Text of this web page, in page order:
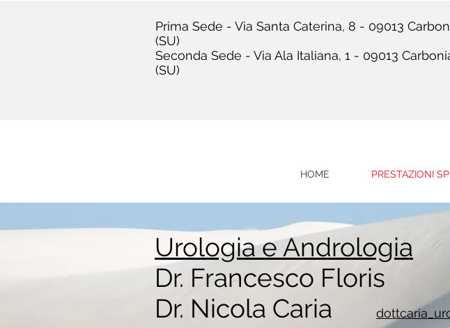
Prima Sede - Via Santa Caterina, 8 - 09013
(SU)
Seconda Sede - Via Ala Italiana, 1 - 09013
(SU)
HOME PRESTAZIONI
Urologia e Andrologia
Dr. Francesco Floris
Dr. Nicola Caria